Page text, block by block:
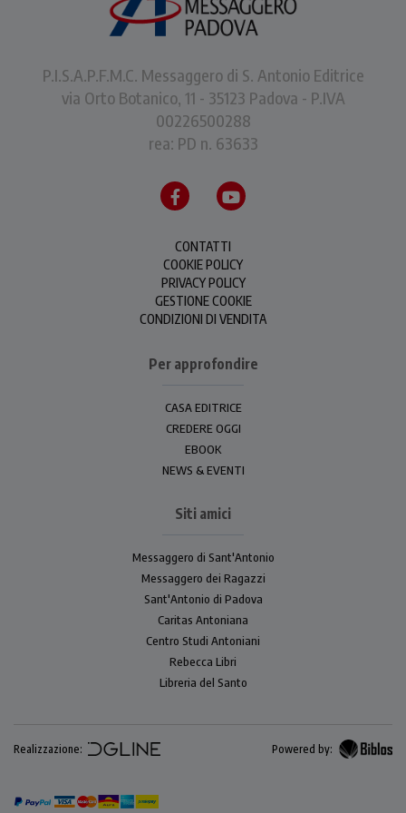
P.I.S.A.P.F.M.C. Messaggero di S. Antonio Editrice
via Orto Botanico, 11 - 35123 Padova - P.IVA
00226500288
rea: PD n. 63633
CONTATTI
COOKIE POLICY
PRIVACY POLICY
GESTIONE COOKIE
CONDIZIONI DI VENDITA
Per approfondire
CASA EDITRICE
CREDERE OGGI
EBOOK
NEWS & EVENTI
Siti amici
Messaggero di Sant'Antonio
Messaggero dei Ragazzi
Sant'Antonio di Padova
Caritas Antoniana
Centro Studi Antoniani
Rebecca Libri
Libreria del Santo
Realizzazione: Powered by: